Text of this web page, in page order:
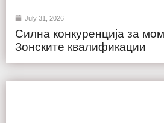
July 31, 2026
Силна конкуренција за
Зонските квалификации